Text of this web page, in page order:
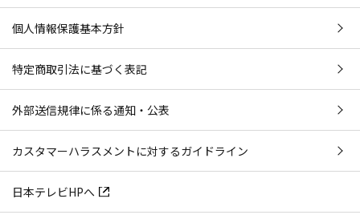
個人情報保護基本方針
特定商取引法に基づく表記
外部送信規律に係る通知・公表
カスタマーハラスメントに対するガイドライン
日本テレビHPへ